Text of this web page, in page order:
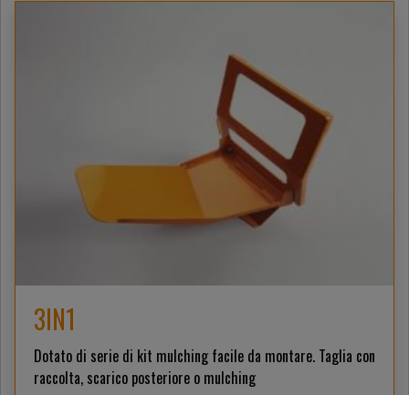
3IN1
Dotato di serie di kit mulching facile da montare. Taglia con
raccolta, scarico posteriore o mulching